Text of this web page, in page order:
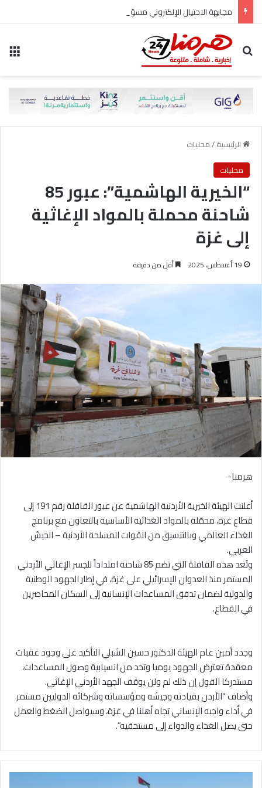
مجابهة الاحتيال الإلكتروني مسؤولية مشتركة
بحث عن
الرئيسية/محليات
محليات
“الخيرية الهاشمية”: عبور 85
شاحنة محملة بالمواد الإغاثية
إلى غزة
19 أغسطس، 2025 أقل من دقيقة
هرمنا-
أعلنت الهيئة الخيرية الأردنية الهاشمية عن عبور القافلة رقم 191 إلى
قطاع غزة، محمّلة بالمواد الغذائية الأساسية بالتعاون مع برنامج
الغذاء العالمي وبالتنسيق من القوات المسلحة الأردنية – الجيش
العربي.
وتُعد هذه القافلة التي تضم 85 شاحنة امتداداً للجسر الإغاثي الأردني
المستمر منذ العدوان الإسرائيلي على غزة، في إطار الجهود الوطنية
والدولية لضمان تدفق المساعدات الإنسانية إلى السكان المحاصرين
في القطاع.
وجدد أمين عام الهيئة الدكتور حسين الشبلي التأكيد على وجود عقبات
معقدة تعترض الجهود يوميا وتحد من انسيابية وصول المساعدات،
مستدركا القول إن ذلك لم ولن يوقف الجهد الأردني الإغاثي.
وأضاف “الأردن بقيادته وجيشه ومؤسساته وشركائه الدوليين مستمر
في أداء واجبه الإنساني تجاه أهلنا في غزة، وسيواصل الضغط والعمل
حتى يصل الغذاء والدواء إلى مستحقيه”.